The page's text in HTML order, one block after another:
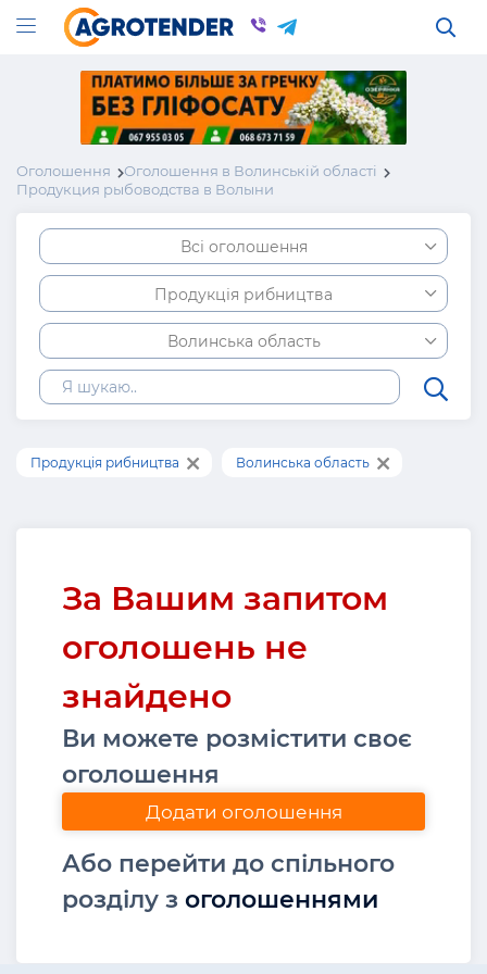
Оголошення
Оголошення в Волинській області
Продукция рыбоводства в Волыни
Всі оголошення
Продукція рибництва
Волинська область
Продукція рибництва Волинська область
За Вашим запитом
оголошень не
знайдено
Ви можете розмістити своє
оголошення
Додати оголошення
Або перейти до спільного
розділу з оголошеннями